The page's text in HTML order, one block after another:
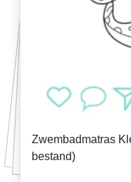
Zwembadmatras
bestand)